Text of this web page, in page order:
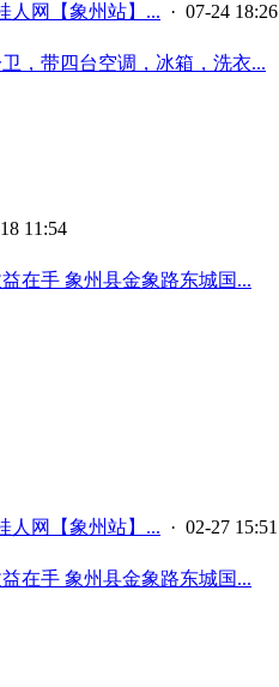
人网【象州站】... · 07-24 18:26
，带四台空调，冰箱，洗衣...
11:54
在手 象州县金象路东城国...
人网【象州站】... · 02-27 15:51
在手 象州县金象路东城国...